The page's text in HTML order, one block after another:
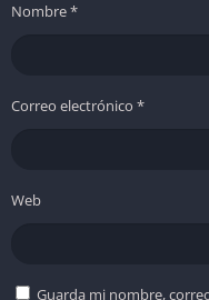
colapsos de terreno hasta
Nombre*
Correo electrónico *
Web
Guarda mi nombre,